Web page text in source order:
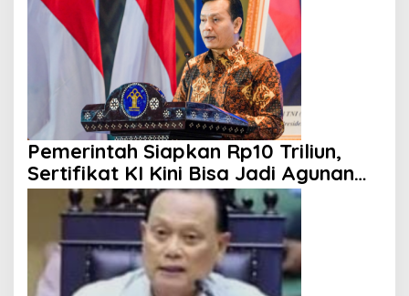
Masyarakat
Pemerintah Siapkan Rp10 Triliun,
Sertifikat KI Kini Bisa Jadi Agunan
KUR